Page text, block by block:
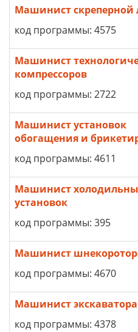
Машинист скреперной
код программы: 4575
Машинист
компрессоров
код программы: 2722
Машинист установок
обогащения и
код программы: 4611
Машинист
установок
код программы: 395
Машинист
код программы: 4670
Машинист экскаватора
код программы: 4378